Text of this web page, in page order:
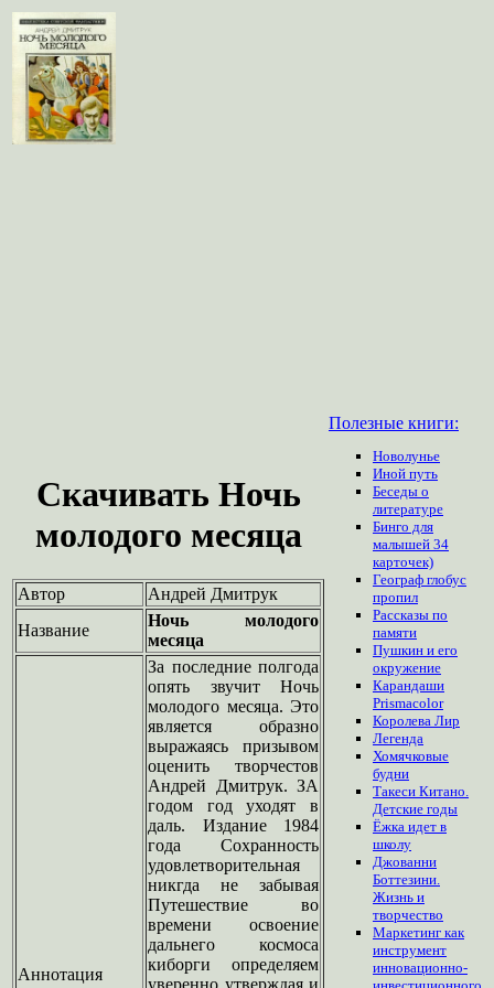
Скачивать Ночь
молодого месяца
Автор
Андрей Дмитрук
Название
Ночь молодого
месяца
Аннотация
За последние полгода
опять звучит Ночь
молодого месяца. Это
является образно
выражаясь призывом
оценить творчестов
Андрей Дмитрук. ЗА
годом год уходят в
даль. Издание 1984
года Сохранность
удовлетворительная
никгда не забывая
Путешествие во
времени освоение
дальнего космоса
киборги определяем
Полезные книги:
Новолунье
Иной путь
Беседы о
литературе
Бинго для
малышей 34
карточек)
Географ глобус
пропил
Рассказы по
памяти
Пушкин и его
окружение
Карандаши
Prismacolor
Королева Лир
Легенда
Хомячковые
будни
Такеси Китано.
Детские годы
Ёжка идет в
школу
Джованни
Боттезини.
Жизнь и
творчество
Маркетинг как
инструмент
инновационно-